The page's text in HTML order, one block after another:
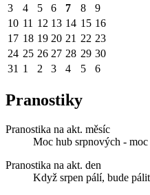
3
4 5 6 7 8
9
10 11 12 13 14 15 16
17 18 19 20 21 22 23
24 25 26 27 28 29 30
31 1 2 3 4 5 6
Pranostiky
Pranostika na akt. měsíc
Moc hub srpnových -
Pranostika na akt. den
Když srpen pálí, bude